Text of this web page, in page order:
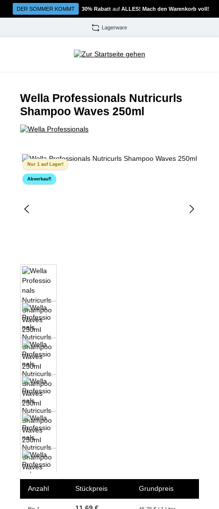
Zum Hauptinhalt springen
DER SOMMER KOMMT 30% Rabatt auf ALLES! Mach den Warenkorb voll!
Lagerware
Wella Professionals Nutricurls
Shampoo Waves 250ml
Bildergalerie überspringen
Nur 1 auf Lager!
Abverkauf!
Anzahl Stückpreis Grundpreis